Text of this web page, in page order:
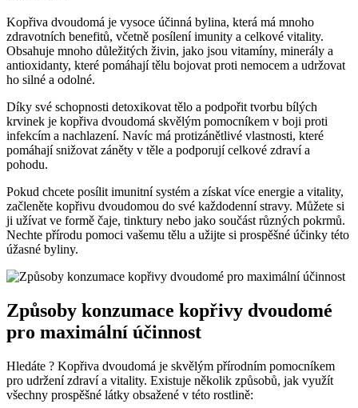
Kopřiva dvoudomá je vysoce účinná bylina, která má mnoho
zdravotních benefitů, včetně posílení imunity a celkové vitality.
Obsahuje mnoho důležitých živin, jako jsou vitamíny, minerály a
antioxidanty, které pomáhají tělu bojovat proti nemocem a udržovat
ho silné a odolné.
Díky své schopnosti detoxikovat tělo a podpořit tvorbu bílých
krvinek je kopřiva dvoudomá skvělým pomocníkem v boji proti
infekcím a nachlazení. Navíc má protizánětlivé vlastnosti, které
pomáhají snižovat záněty v těle a podporují celkové zdraví a
pohodu.
Pokud chcete posílit imunitní systém a získat více energie a vitality,
začleněte kopřivu dvoudomou do své každodenní stravy. Můžete si
ji užívat ve formě čaje, tinktury nebo jako součást různých pokrmů.
Nechte přírodu pomoci vašemu tělu a užijte si prospěšné účinky této
úžasné byliny.
Způsoby konzumace kopřivy dvoudomé
pro maximální účinnost
Hledáte ? Kopřiva dvoudomá je skvělým přírodním pomocníkem
pro udržení zdraví a vitality. Existuje několik způsobů, jak využít
všechny prospěšné látky obsažené v této rostlině: